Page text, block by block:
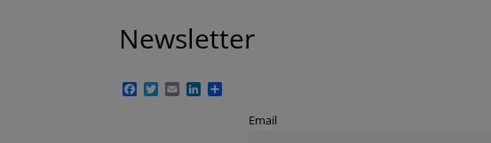
Newsletter
Facebook
TwitterEmailLinkedIn
Email